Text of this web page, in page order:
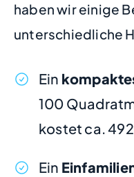
haben wir einige
unterschiedliche
Ein
100
kostet ca.
Ein